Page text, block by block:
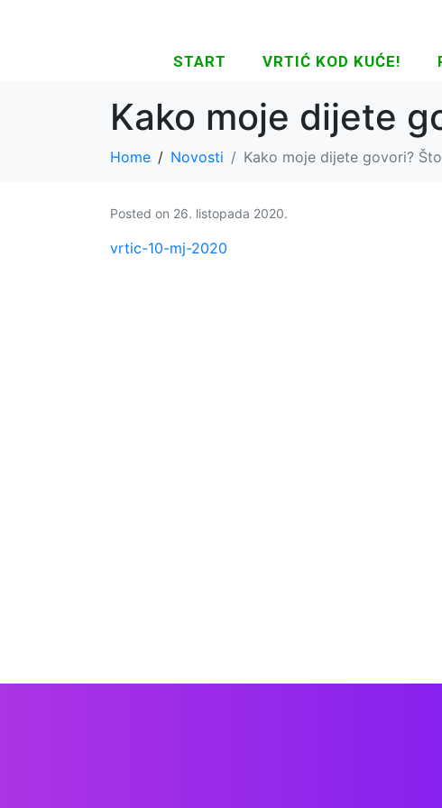
START VRTIĆ KOD KUĆE!
Kako moje dijete
Home Novosti Kako moje dijete govori?
Posted on 26. listopada 2020.
vrtic-10-mj-2020